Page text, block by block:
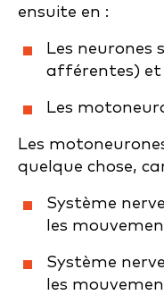
ensuite en :
Les neurones
afférentes) et
Les
Les
quelque chose,
Système
les
Système
les